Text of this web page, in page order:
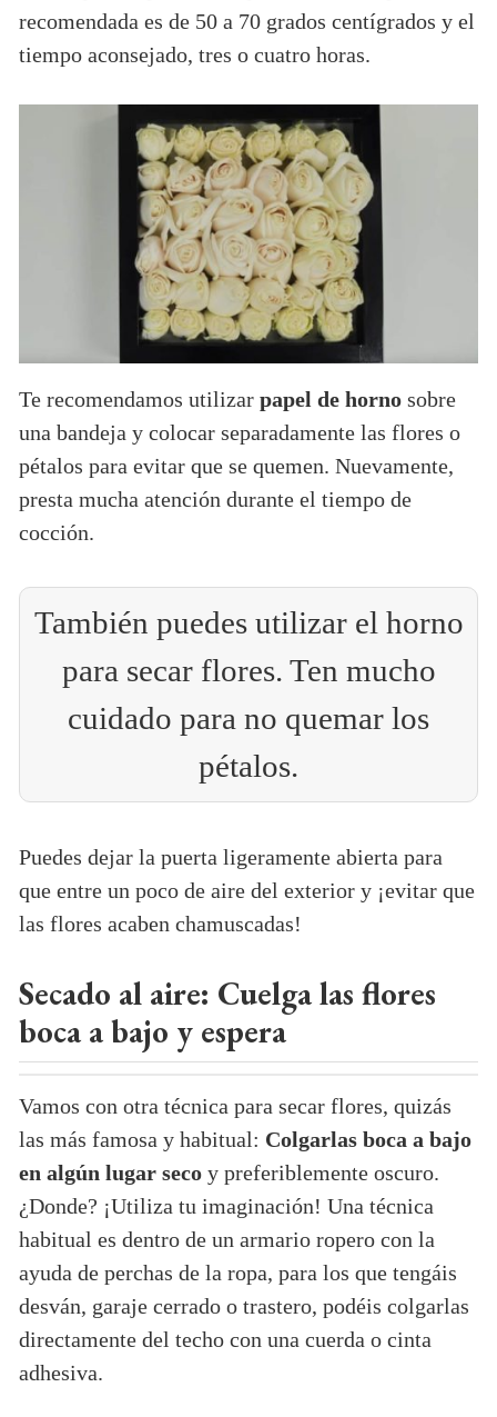
recomendada es de 50 a 70 grados centígrados y el
tiempo aconsejado, tres o cuatro horas.
Te recomendamos utilizar papel de horno sobre
una bandeja y colocar separadamente las flores o
pétalos para evitar que se quemen. Nuevamente,
presta mucha atención durante el tiempo de
cocción.
También puedes utilizar el horno
para secar flores. Ten mucho
cuidado para no quemar los
pétalos.
Puedes dejar la puerta ligeramente abierta para
que entre un poco de aire del exterior y ¡evitar que
las flores acaben chamuscadas!
Secado al aire: Cuelga las flores
boca a bajo y espera
Vamos con otra técnica para secar flores, quizás
las más famosa y habitual: Colgarlas boca a bajo
en algún lugar seco y preferiblemente oscuro.
¿Donde? ¡Utiliza tu imaginación! Una técnica
habitual es dentro de un armario ropero con la
ayuda de perchas de la ropa, para los que tengáis
desván, garaje cerrado o trastero, podéis colgarlas
directamente del techo con una cuerda o cinta
adhesiva.